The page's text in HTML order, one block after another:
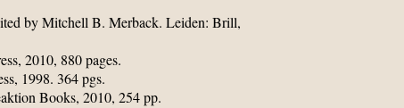
by Mitchell B. Merback. Leiden: Brill,
2010, 880 pages.
1998. 364 pgs.
Books, 2010, 254 pp.